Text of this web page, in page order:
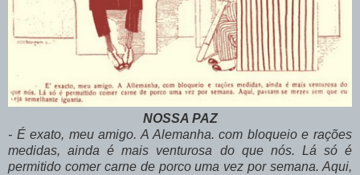
NOSSA PAZ
- É exato, meu amigo. A Alemanha. com bloqueio e rações
medidas, ainda é mais venturosa do que nós. Lá só é
permitido comer carne de porco uma vez por semana. Aqui,